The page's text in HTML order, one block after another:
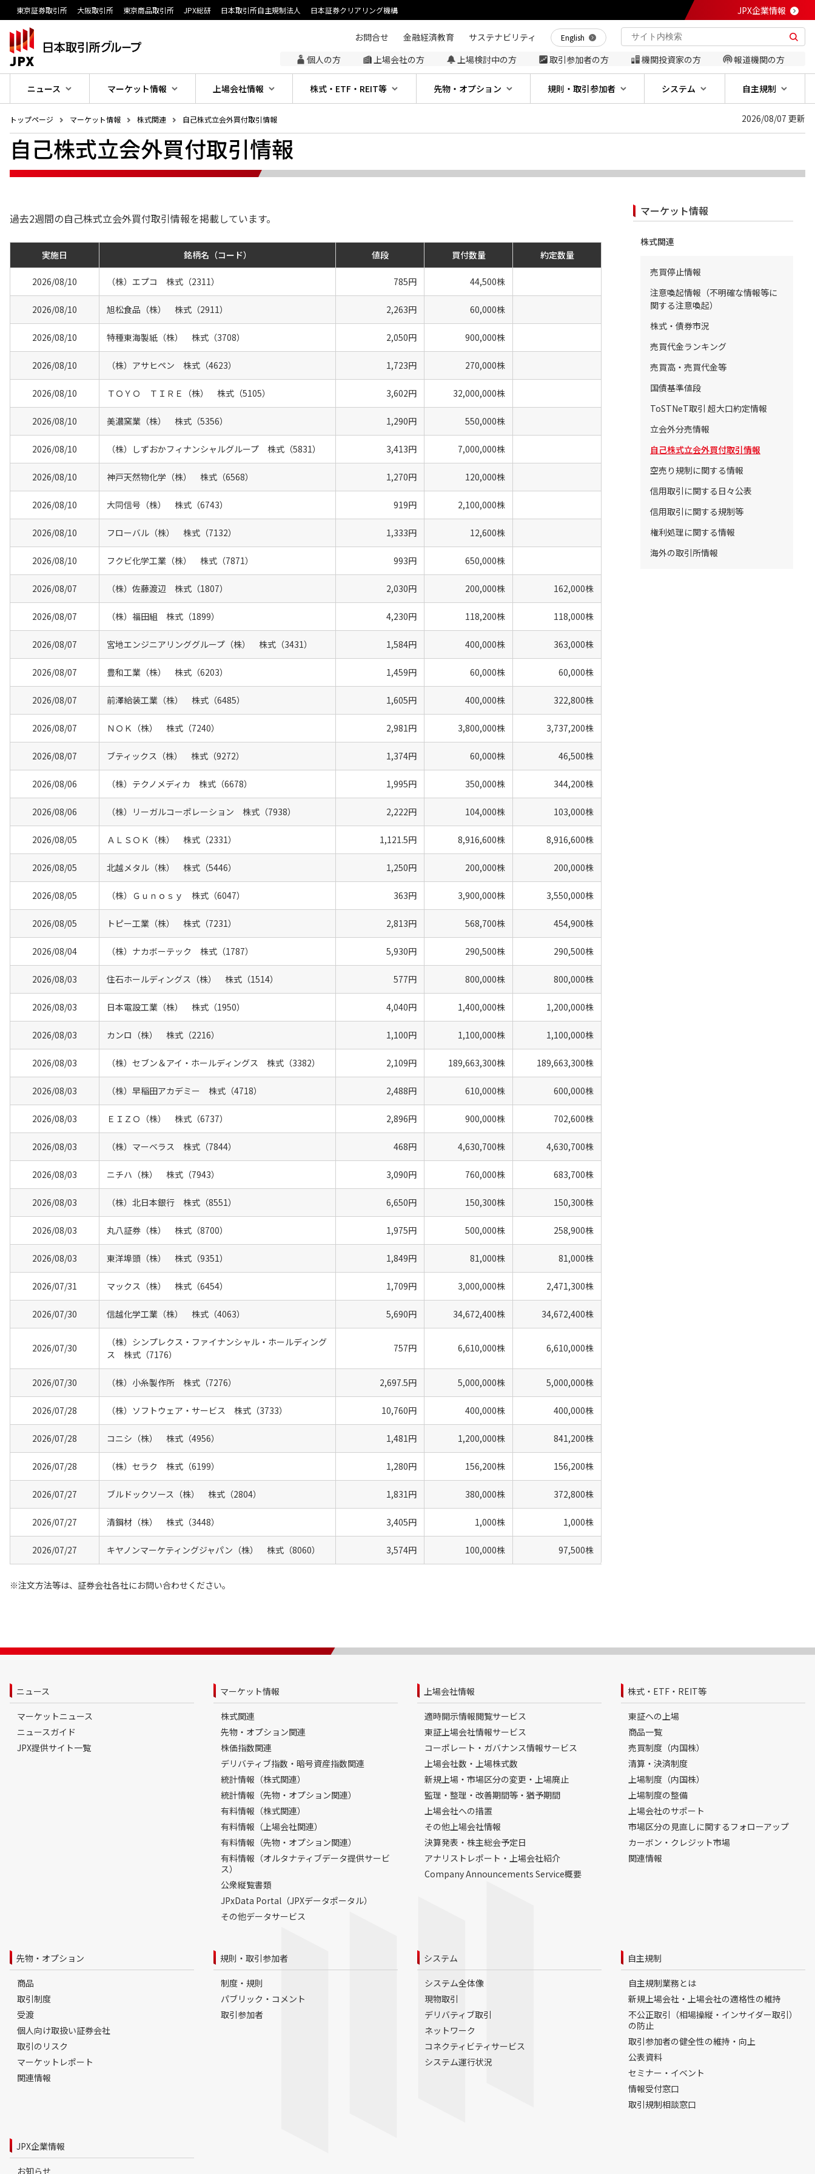
東京証券取引所 大阪取引所 東京商品取引所 JPX総研 日本取引所自主規制法人 日本証券クリアリング機構 JPX企業情報
ニュース マーケット情報 上場会社情報 株式・ETF・REIT等 先物・オプション 規則・取引参加者 システム 自主規制
個人の方 上場会社の方 上場検討中の方 取引参加者の方 機関投資家の方 報道機関の方
お問合せ 金融経済教育 サステナビリティ English
トップページ マーケット情報 株式関連 自己株式立会外買付取引情報 2026/08/07 更新
自己株式立会外買付取引情報
過去2週間の自己株式立会外買付取引情報を掲載しています。
実施日 銘柄名（コード） 値段 買付数量 約定数量
2026/08/10 （株）エプコ 株式（2311） 785円 44,500株
2026/08/10 旭松食品（株） 株式（2911） 2,263円 60,000株
2026/08/10 特種東海製紙（株） 株式（3708） 2,050円 900,000株
2026/08/10 （株）アサヒペン 株式（4623） 1,723円 270,000株
2026/08/10 ＴＯＹＯ ＴＩＲＥ（株） 株式（5105） 3,602円 32,000,000株
2026/08/10 美濃窯業（株） 株式（5356） 1,290円 550,000株
2026/08/10 （株）しずおかフィナンシャルグループ 株式（5831） 3,413円 7,000,000株
2026/08/10 神戸天然物化学（株） 株式（6568） 1,270円 120,000株
2026/08/10 大同信号（株） 株式（6743） 919円 2,100,000株
2026/08/10 フローバル（株） 株式（7132） 1,333円 12,600株
2026/08/10 フクビ化学工業（株） 株式（7871） 993円 650,000株
2026/08/07 （株）佐藤渡辺 株式（1807） 2,030円 200,000株 162,000株
2026/08/07 （株）福田組 株式（1899） 4,230円 118,200株 118,000株
2026/08/07 宮地エンジニアリンググループ（株） 株式（3431） 1,584円 400,000株 363,000株
2026/08/07 豊和工業（株） 株式（6203） 1,459円 60,000株 60,000株
2026/08/07 前澤給装工業（株） 株式（6485） 1,605円 400,000株 322,800株
2026/08/07 ＮＯＫ（株） 株式（7240） 2,981円 3,800,000株 3,737,200株
2026/08/07 ブティックス（株） 株式（9272） 1,374円 60,000株 46,500株
2026/08/06 （株）テクノメディカ 株式（6678） 1,995円 350,000株 344,200株
2026/08/06 （株）リーガルコーポレーション 株式（7938） 2,222円 104,000株 103,000株
2026/08/05 ＡＬＳＯＫ（株） 株式（2331） 1,121.5円 8,916,600株 8,916,600株
2026/08/05 北越メタル（株） 株式（5446） 1,250円 200,000株 200,000株
2026/08/05 （株）Ｇｕｎｏｓｙ 株式（6047） 363円 3,900,000株 3,550,000株
2026/08/05 トピー工業（株） 株式（7231） 2,813円 568,700株 454,900株
2026/08/04 （株）ナカボーテック 株式（1787） 5,930円 290,500株 290,500株
2026/08/03 住石ホールディングス（株） 株式（1514） 577円 800,000株 800,000株
2026/08/03 日本電設工業（株） 株式（1950） 4,040円 1,400,000株 1,200,000株
2026/08/03 カンロ（株） 株式（2216） 1,100円 1,100,000株 1,100,000株
2026/08/03 （株）セブン＆アイ・ホールディングス 株式（3382） 2,109円 189,663,300株 189,663,300株
2026/08/03 （株）早稲田アカデミー 株式（4718） 2,488円 610,000株 600,000株
2026/08/03 ＥＩＺＯ（株） 株式（6737） 2,896円 900,000株 702,600株
2026/08/03 （株）マーベラス 株式（7844） 468円 4,630,700株 4,630,700株
2026/08/03 ニチハ（株） 株式（7943） 3,090円 760,000株 683,700株
2026/08/03 （株）北日本銀行 株式（8551） 6,650円 150,300株 150,300株
2026/08/03 丸八証券（株） 株式（8700） 1,975円 500,000株 258,900株
2026/08/03 東洋埠頭（株） 株式（9351） 1,849円 81,000株 81,000株
2026/07/31 マックス（株） 株式（6454） 1,709円 3,000,000株 2,471,300株
2026/07/30 信越化学工業（株） 株式（4063） 5,690円 34,672,400株 34,672,400株
2026/07/30
（株）シンプレクス・ファイナンシャル・ホールディング
ス 株式（7176）
757円 6,610,000株 6,610,000株
2026/07/30 （株）小糸製作所 株式（7276） 2,697.5円 5,000,000株 5,000,000株
2026/07/28 （株）ソフトウェア・サービス 株式（3733） 10,760円 400,000株 400,000株
2026/07/28 コニシ（株） 株式（4956） 1,481円 1,200,000株 841,200株
2026/07/28 （株）セラク 株式（6199） 1,280円 156,200株 156,200株
2026/07/27 ブルドックソース（株） 株式（2804） 1,831円 380,000株 372,800株
2026/07/27 清鋼材（株） 株式（3448） 3,405円 1,000株 1,000株
2026/07/27 キヤノンマーケティングジャパン（株） 株式（8060） 3,574円 100,000株 97,500株
注文方法等は、証券会社各社にお問い合わせください。
マーケット情報
株式関連
売買停止情報
注意喚起情報（不明確な情報等に
関する注意喚起）
株式・債券市況
売買代金ランキング
売買高・売買代金等
国債基準値段
ToSTNeT取引 超大口約定情報
立会外分売情報
自己株式立会外買付取引情報
空売り規制に関する情報
信用取引に関する日々公表
信用取引に関する規制等
権利処理に関する情報
海外の取引所情報
ニュース
マーケットニュース
ニュースガイド
JPX提供サイト一覧
マーケット情報
株式関連
先物・オプション関連
株価指数関連
デリバティブ指数・暗号資産指数関連
統計情報（株式関連）
統計情報（先物・オプション関連）
有料情報（株式関連）
有料情報（上場会社関連）
有料情報（先物・オプション関連）
有料情報（オルタナティブデータ提供サービ
ス）
公衆縦覧書類
JPxData Portal（JPXデータポータル）
その他データサービス
上場会社情報
適時開示情報閲覧サービス
東証上場会社情報サービス
コーポレート・ガバナンス情報サービス
上場会社数・上場株式数
新規上場・市場区分の変更・上場廃止
監理・整理・改善期間等・猶予期間
上場会社への措置
その他上場会社情報
決算発表・株主総会予定日
アナリストレポート・上場会社紹介
Company Announcements Service概要
株式・ETF・REIT等
東証への上場
商品一覧
売買制度（内国株）
清算・決済制度
上場制度（内国株）
上場制度の整備
上場会社のサポート
市場区分の見直しに関するフォローアップ
カーボン・クレジット市場
関連情報
先物・オプション
商品
取引制度
受渡
個人向け取扱い証券会社
取引のリスク
マーケットレポート
関連情報
規則・取引参加者
制度・規則
パブリック・コメント
取引参加者
システム
システム全体像
現物取引
デリバティブ取引
ネットワーク
コネクティビティサービス
システム運行状況
自主規制
自主規制業務とは
新規上場会社・上場会社の適格性の維持
不公正取引（相場操縦・インサイダー取引）
の防止
取引参加者の健全性の維持・向上
公表資料
セミナー・イベント
情報受付窓口
取引規制相談窓口
JPX企業情報
お知らせ